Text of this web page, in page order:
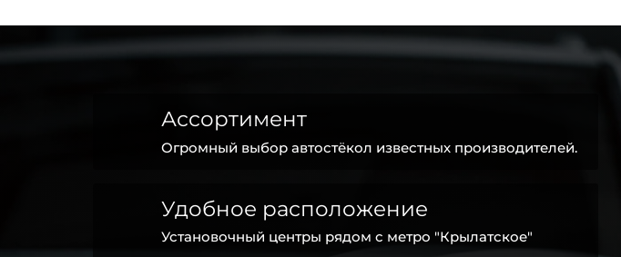
Ассортимент
Огромный выбор автостёкол известных производителей.
Удобное расположение
Установочный центры рядом с метро "Крылатское"